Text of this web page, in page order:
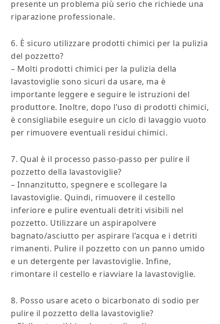
presente un problema più serio che richiede una
riparazione professionale.
6. È sicuro utilizzare prodotti chimici per la pulizia
del pozzetto?
– Molti prodotti chimici per la pulizia della
lavastoviglie sono sicuri da usare, ma è
importante leggere e seguire le istruzioni del
produttore. Inoltre, dopo l’uso di prodotti chimici,
è consigliabile eseguire un ciclo di lavaggio vuoto
per rimuovere eventuali residui chimici.
7. Qual è il processo passo-passo per pulire il
pozzetto della lavastoviglie?
– Innanzitutto, spegnere e scollegare la
lavastoviglie. Quindi, rimuovere il cestello
inferiore e pulire eventuali detriti visibili nel
pozzetto. Utilizzare un aspirapolvere
bagnato/asciutto per aspirare l’acqua e i detriti
rimanenti. Pulire il pozzetto con un panno umido
e un detergente per lavastoviglie. Infine,
rimontare il cestello e riavviare la lavastoviglie.
8. Posso usare aceto o bicarbonato di sodio per
pulire il pozzetto della lavastoviglie?